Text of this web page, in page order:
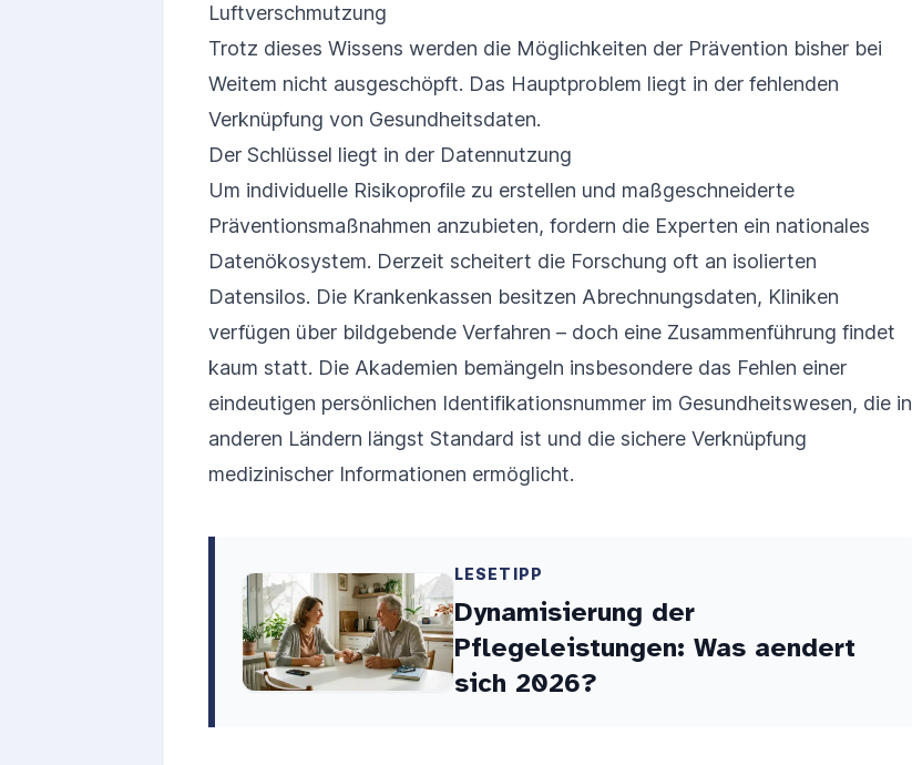
Luftverschmutzung
Trotz dieses Wissens werden die Möglichkeiten der Prävention bisher bei
Weitem nicht ausgeschöpft. Das Hauptproblem liegt in der fehlenden
Verknüpfung von Gesundheitsdaten.
Der Schlüssel liegt in der Datennutzung
Um individuelle Risikoprofile zu erstellen und maßgeschneiderte
Präventionsmaßnahmen anzubieten, fordern die Experten ein nationales
Datenökosystem. Derzeit scheitert die Forschung oft an isolierten
Datensilos. Die Krankenkassen besitzen Abrechnungsdaten, Kliniken
verfügen über bildgebende Verfahren – doch eine Zusammenführung findet
kaum statt. Die Akademien bemängeln insbesondere das Fehlen einer
eindeutigen persönlichen Identifikationsnummer im Gesundheitswesen, die in
anderen Ländern längst Standard ist und die sichere Verknüpfung
medizinischer Informationen ermöglicht.
LESETIPP
Dynamisierung der
Pflegeleistungen: Was aendert
sich 2026?